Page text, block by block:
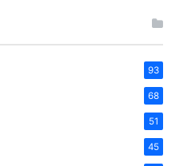
93
68
51
45